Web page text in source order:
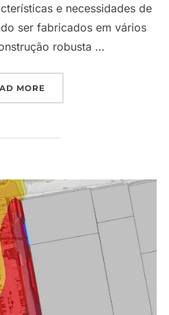
e necessidades de
ser fabricados em vários
robusta …
MORE